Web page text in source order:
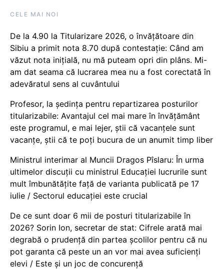
CELE MAI NOI
De la 4.90 la Titularizare 2026, o învățătoare din
Sibiu a primit nota 8.70 după contestație: Când am
văzut nota inițială, nu mă puteam opri din plâns. Mi-
am dat seama că lucrarea mea nu a fost corectată în
adevăratul sens al cuvântului
Profesor, la ședința pentru repartizarea posturilor
titularizabile: Avantajul cel mai mare în învățământ
este programul, e mai lejer, știi că vacanțele sunt
vacanţe, știi că te poți bucura de un anumit timp liber
Ministrul interimar al Muncii Dragos Pîslaru: În urma
ultimelor discuții cu ministrul Educației lucrurile sunt
mult îmbunătățite față de varianta publicată pe 17
iulie / Sectorul educației este crucial
De ce sunt doar 6 mii de posturi titularizabile în
2026? Sorin Ion, secretar de stat: Cifrele arată mai
degrabă o prudență din partea școlilor pentru că nu
pot garanta că peste un an vor mai avea suficienți
elevi / Este și un joc de concurență